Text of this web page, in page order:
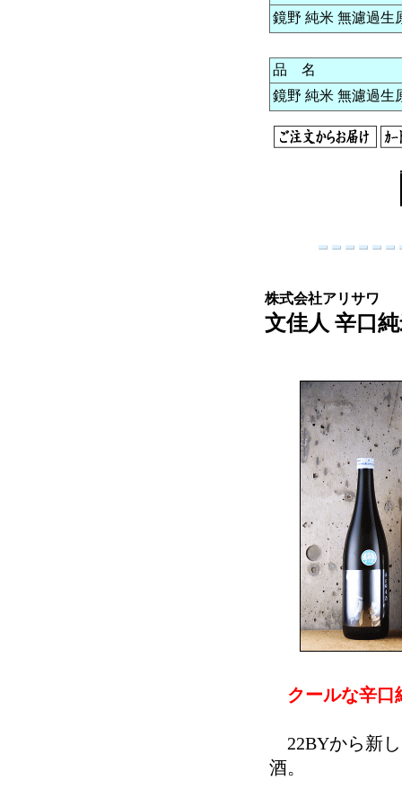
鏡野 純米 無濾過生
品 名
鏡野 純米 無濾過生
株式会社アリサワ
文佳人 辛口
クールな辛口
22BYから新し
酒。